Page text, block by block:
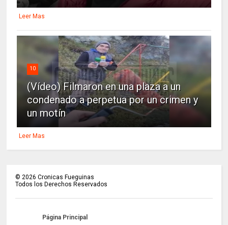
Leer Mas
10
(Vídeo) Filmaron en una plaza a un
condenado a perpetua por un crimen y
un motín
Leer Mas
© 2026 Cronicas Fueguinas
Todos los Derechos Reservados
Página Principal